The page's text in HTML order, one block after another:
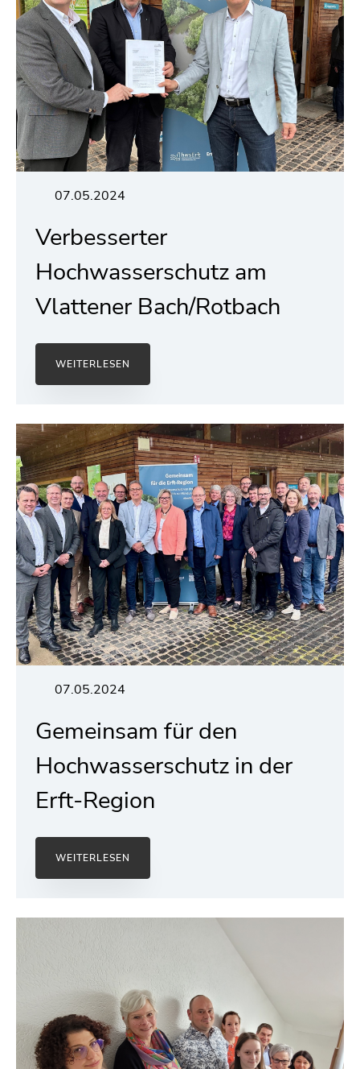
07.05.2024
Verbesserter
Hochwasserschutz am
Vlattener Bach/Rotbach
WEITERLESEN
07.05.2024
Gemeinsam für den
Hochwasserschutz in der
Erft-Region
WEITERLESEN